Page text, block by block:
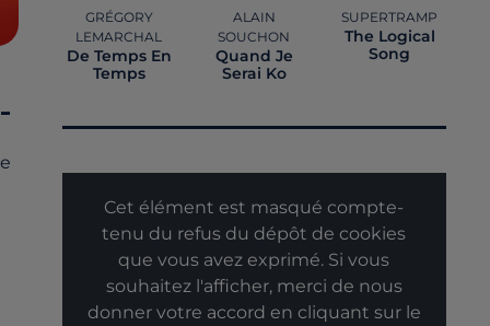
GRÉGORY
LEMARCHAL
De Temps En
Temps
ALAIN
SOUCHON
Quand Je
Serai Ko
SUPERTRAMP
The Logical
Song
Cet élément est masqué compte-
tenu du refus du dépôt de cookies
que vous avez exprimé. Si vous
souhaitez l'afficher, merci de nous
donner votre accord en cliquant sur le